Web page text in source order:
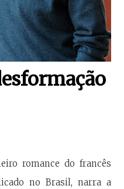
romance do francês
no Brasil, narra a